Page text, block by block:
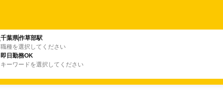
千葉県作草部駅
職種を選択してください
即日勤務OK
キーワードを選択してください